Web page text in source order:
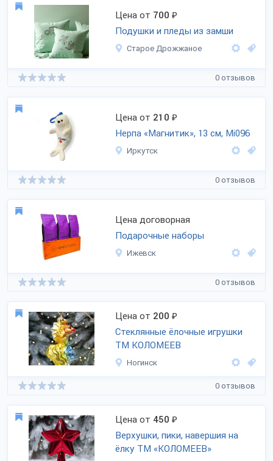
Цена от 700 ₽
Подушки и пледы из замши
Старое Дрожжаное
0 отзывов
Цена от 210 ₽
Нерпа «Магнитик», 13 см, Mi096
Иркутск
0 отзывов
Цена договорная
Подарочные наборы
Ижевск
0 отзывов
Цена от 200 ₽
Стеклянные ёлочные игрушки
ТМ КОЛОМЕЕВ
Ногинск
0 отзывов
Цена от 450 ₽
Верхушки, пики, навершия на
ёлку ТМ «КОЛОМЕЕВ»